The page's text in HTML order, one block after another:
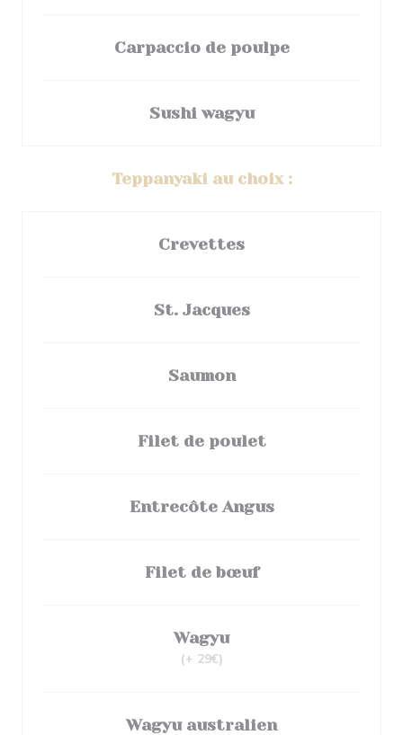
Carpaccio de poulpe
Sushi wagyu
Teppanyaki au choix :
Crevettes
St. Jacques
Saumon
Filet de poulet
Entrecôte Angus
Filet de bœuf
Wagyu
(+ 29€)
Wagyu australien